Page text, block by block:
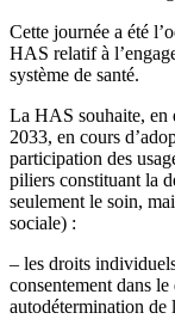
Cette journée a été
HAS relatif à
système de santé.
La HAS souhaite, en
2033, en cours
participation des
piliers constituant la
seulement le soin,
sociale) :
– les droits
consentement dans
autodétermination de